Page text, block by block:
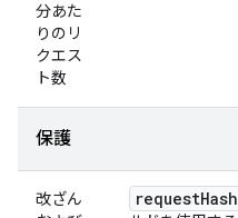
分あた
りのリ
クエス
ト数
保護
改ざん
requestHash